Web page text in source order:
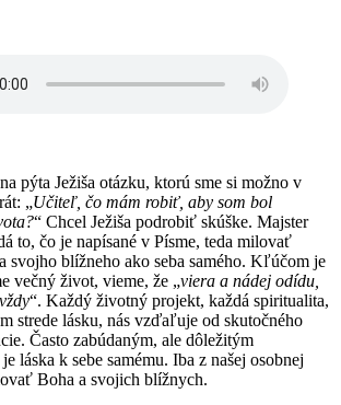
pýta Ježiša otázku, ktorú sme si možno v
„Učiteľ, čo mám robiť, aby som bol
“ Chcel Ježiša podrobiť skúške. Majster
to, čo je napísané v Písme, teda milovať
svojho blížneho ako seba samého. Kľúčom je
večný život, vieme, že „viera a nádej odídu,
“. Každý životný projekt, každá spiritualita,
strede lásku, nás vzďaľuje od skutočného
Často zabúdaným, ale dôležitým
láska k sebe samému. Iba z našej osobnej
Boha a svojich blížnych.